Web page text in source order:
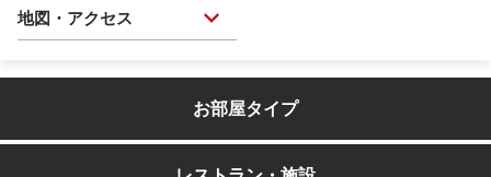
地図・アクセス
お部屋タイプ